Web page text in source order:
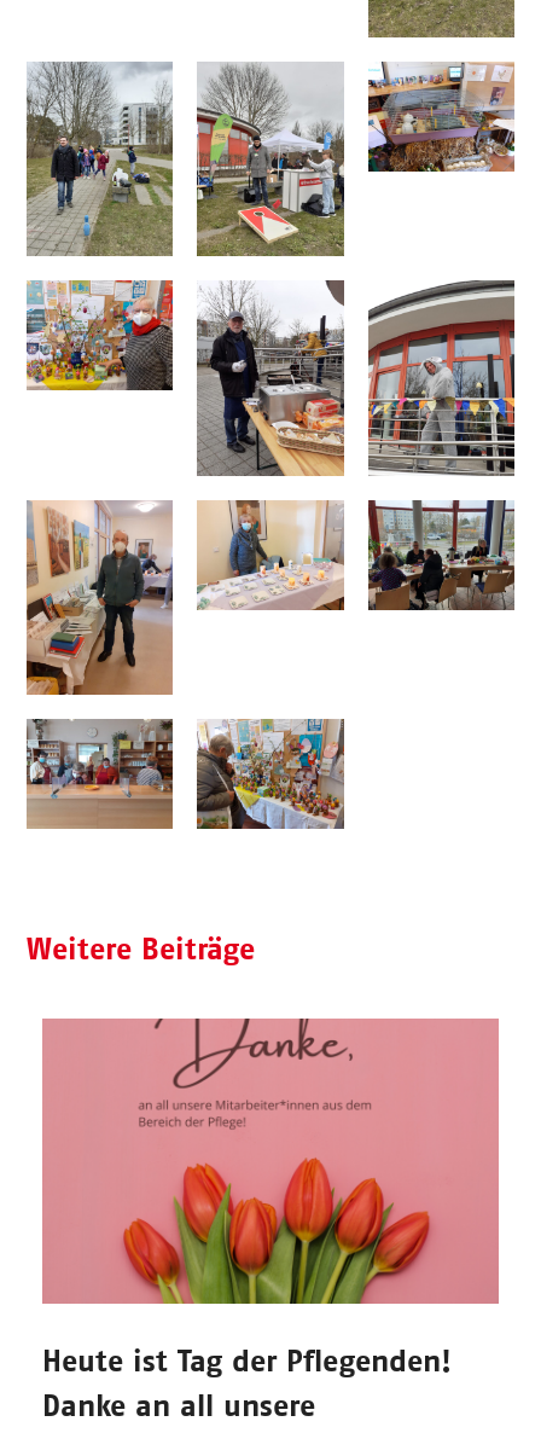
Weitere Beiträge
Heute ist Tag der Pflegenden!
Danke an all unsere